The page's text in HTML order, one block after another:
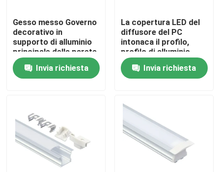
Casa
Prodotti
Giro della fabbrica
Gesso messo Governo
decorativo in
supporto di alluminio
principale della parete
di profilo della striscia
Invia richiesta
La copertura LED del
diffusore del PC
intonaca il profilo,
profilo di alluminio
della scanalatura a "u"
LED
Invia richiesta